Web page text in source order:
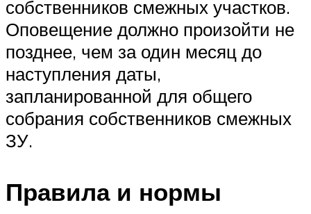
собственников смежных участков.
Оповещение должно произойти не
позднее, чем за один месяц до
наступления даты,
запланированной для общего
собрания собственников смежных
ЗУ.
Правила и нормы